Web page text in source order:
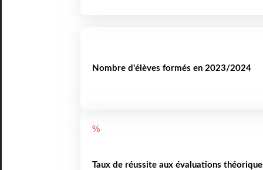
Nombre d'élèves formés en 2023/2024
%
Taux de réussite aux évaluations